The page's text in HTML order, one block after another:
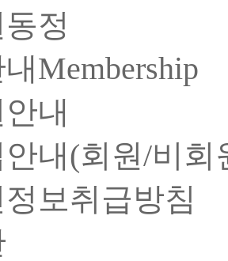
정
Membership
내
안내(회원/비회
보취급방침